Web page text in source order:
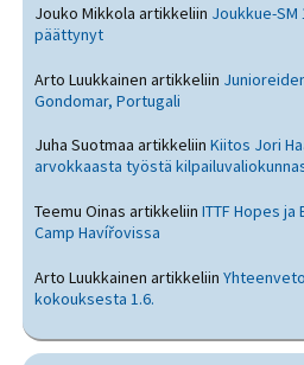
Jouko Mikkola artikkeliin Joukkue-SM
päättynyt
Arto Luukkainen artikkeliin
Gondomar, Portugali
Juha Suotmaa artikkeliinKiitos Jori
arvokkaasta työstä
Teemu Oinas artikkeliinITTF Hopes ja
Camp Havířovissa
Arto Luukkainen artikkeliin
kokouksesta 1.6.